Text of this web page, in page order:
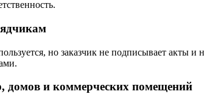
но заказчик не подписывает акты
домов и коммерческих помещений